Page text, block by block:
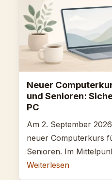
Neuer
und Senioren:
PC
Am 2. September
neuer Computerkurs
Senioren. Im
Weiterlesen